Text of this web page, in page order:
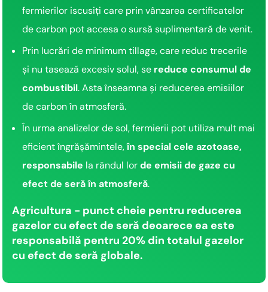
fermierilor iscusiți care prin vânzarea certificatelor
de carbon pot accesa o sursă suplimentară de venit.
Prin lucrări de minimum tillage, care reduc trecerile
și nu tasează excesiv solul, se reduce consumul de
combustibil. Asta înseamna și reducerea emisiilor
de carbon în atmosferă.
În urma analizelor de sol, fermierii pot utiliza mult mai
eficient îngrășămintele,în special cele azotoase,
responsabile la rândul lorde emisii de gaze cu
efect de seră în atmosferă.
Agricultura - punct cheie pentru reducerea
gazelor cu efect de seră deoarece ea este
responsabilă pentru 20% din totalul gazelor
cu efect de seră globale.